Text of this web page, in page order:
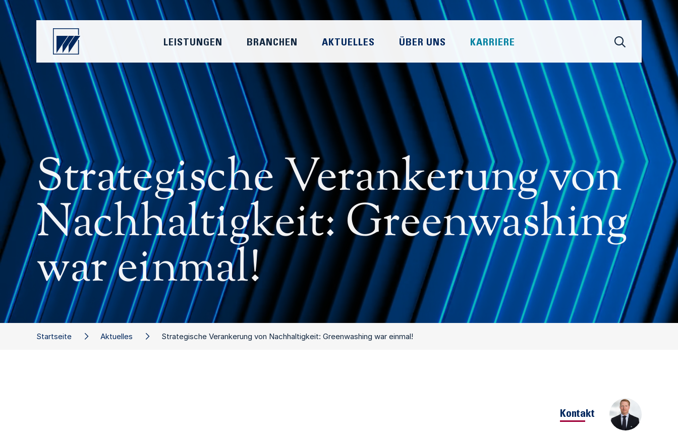
Startseite Aktuelles Strategische Verankerung von Nachhaltigkeit: Greenwashing war einmal!
Kontakt
Strategische Verankerung von
Nachhaltigkeit: Greenwashing
war einmal!
LEISTUNGEN BRANCHEN AKTUELLES ÜBER UNS KARRIERE